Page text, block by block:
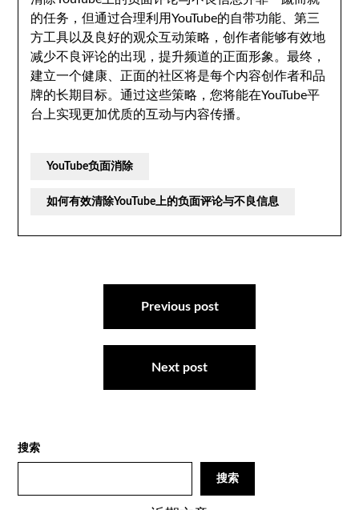
的任务，但通过合理利用YouTube的自带功能、第三
方工具以及良好的观众互动策略，创作者能够有效地
减少不良评论的出现，提升频道的正面形象。最终，
建立一个健康、正面的社区将是每个内容创作者和品
牌的长期目标。通过这些策略，您将能在YouTube平
台上实现更加优质的互动与内容传播。
YouTube负面消除
如何有效清除YouTube上的负面评论与不良信息
Previous post
Next post
搜索
搜索